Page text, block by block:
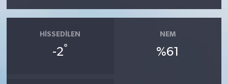
HISSEDILEN
-2°
NEM
%61